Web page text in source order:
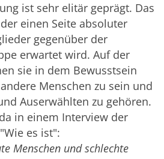
ist sehr elitär geprägt. Das
einen Seite absoluter
gegenüber der
erwartet wird. Auf der
sie in dem Bewusstsein
Menschen zu sein und
Auserwählten zu gehören.
in einem Interview der
es ist":
Menschen und schlechte